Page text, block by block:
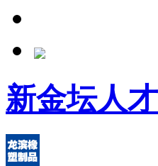
新金坛人